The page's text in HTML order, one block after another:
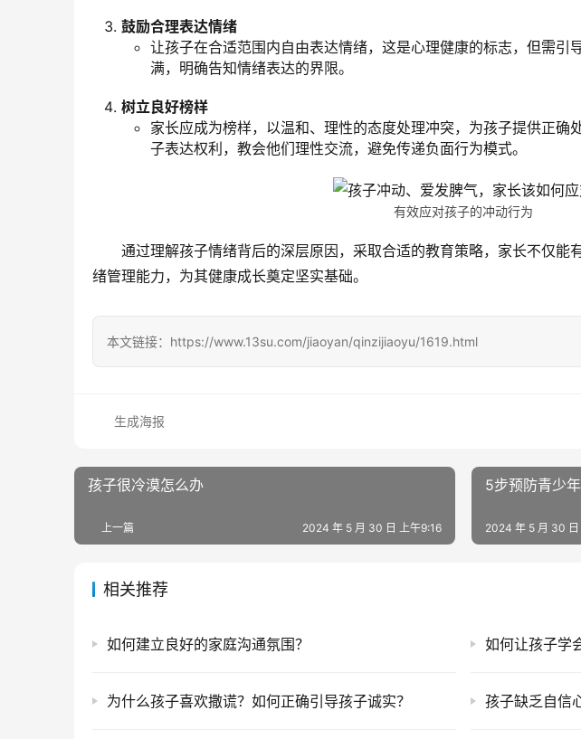
鼓励合理表达情绪
让孩子在合适范围内自由表达情绪，这是心理健康的标志，但需引
满，明确告知情绪表达的界限。
树立良好榜样
家长应成为榜样，以温和、理性的态度处理冲突，为孩子提供正确
子表达权利，教会他们理性交流，避免传递负面行为模式。
有效应对孩子的冲动行为
通过理解孩子情绪背后的深层原因，采取合适的教育策略，家长不仅能
绪管理能力，为其健康成长奠定坚实基础。
本文链接：https://www.13su.com/jiaoyan/qinzijiaoyu/1619.html
生成海报
孩子很冷漠怎么办
上一篇 2024 年 5 月 30 日 上午9:16
5步预防青少
2024 年 5 月 30
相关推荐
如何建立良好的家庭沟通氛围？ 如何让孩子学
为什么孩子喜欢撒谎？如何正确引导孩子诚实？ 孩子缺乏自信